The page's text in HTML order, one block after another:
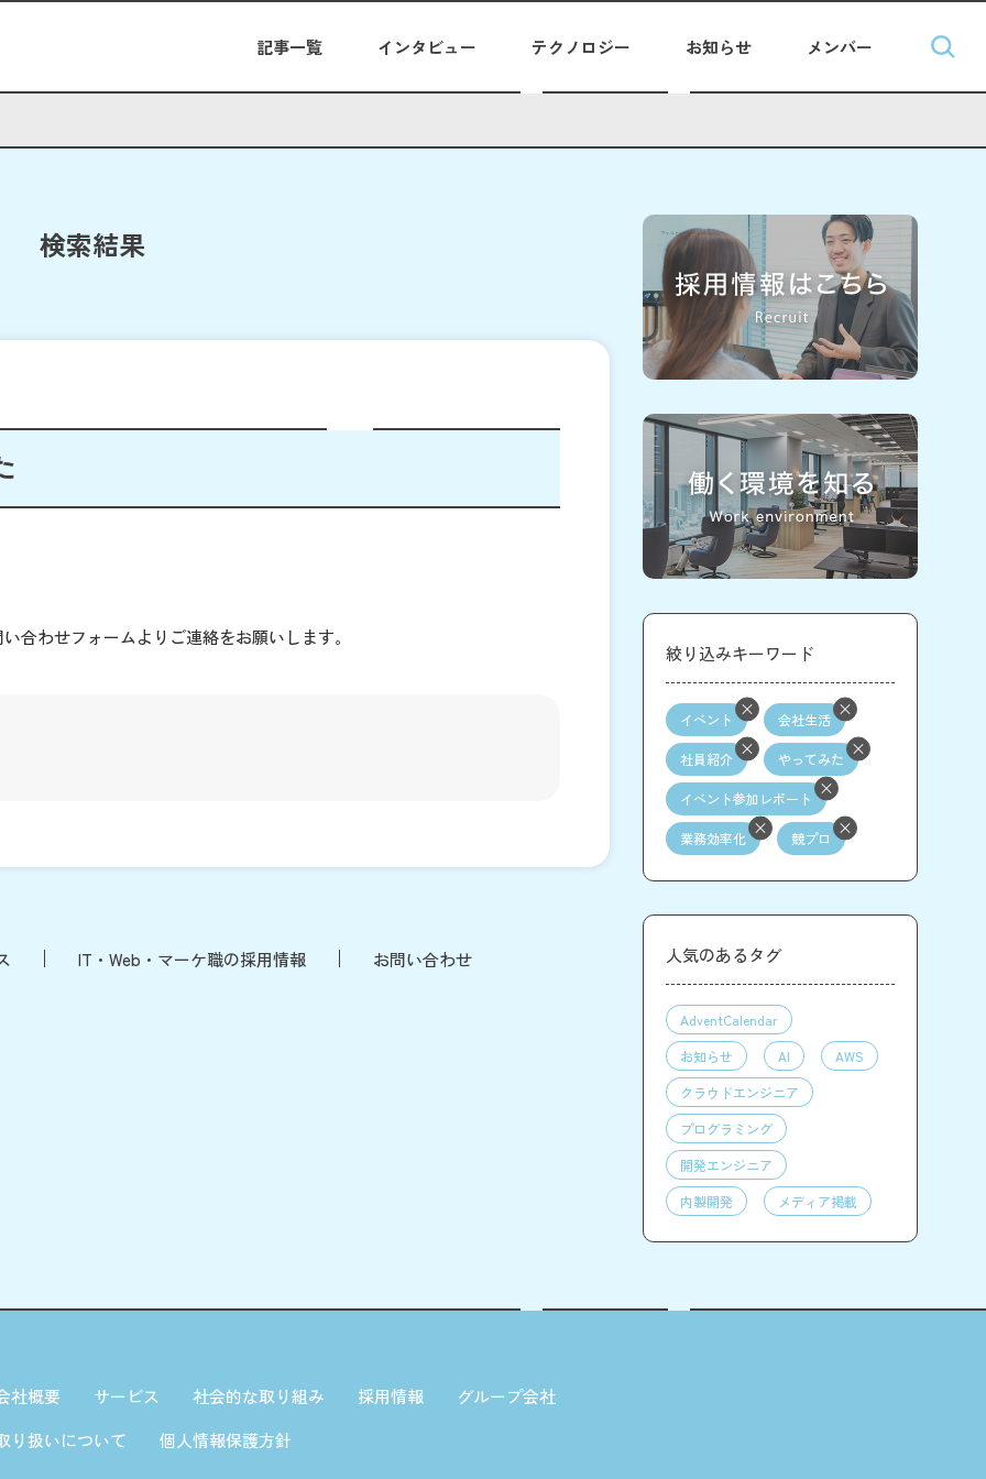
記事一覧 インタビュー テクノロジー お知らせ メンバー
検索結果
合わせフォームよりご連絡をお願いします。
IT・Web・マーケ職の採用情報 お問い合わせ
絞り込みキーワード
イベント 会社生活
社員紹介 やってみた
イベント参加レポート
業務効率化 競プロ
人気のあるタグ
AdventCalendar
お知らせ
AI
AWS
クラウドエンジニア
プログラミング
開発エンジニア
内製開発
メディア掲載
社概要 サービス 社会的な取り組み 採用情報
グループ会社
り扱いについて
個人情報保護方針